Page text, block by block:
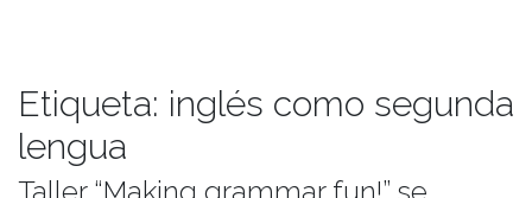
Etiqueta: inglés como segunda
lengua